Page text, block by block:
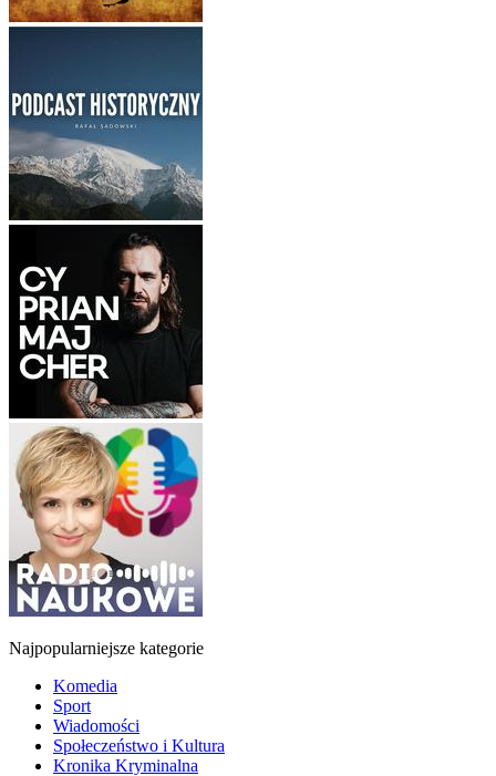
Najpopularniejsze kategorie
Komedia
Sport
Wiadomości
Społeczeństwo i Kultura
Kronika Kryminalna